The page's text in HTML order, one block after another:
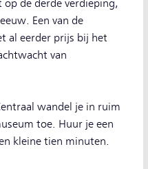
op de derde verdieping,
Een van de
al eerder prijs bij het
van
wandel je in ruim
toe. Huur je een
kleine tien minuten.